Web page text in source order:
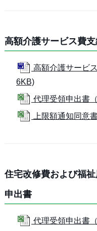
高額介護サービス費
高額介護サービ
6KB)
代理受領申出書
上限額通知同意
住宅改修費および福
申出書
代理受領申出書